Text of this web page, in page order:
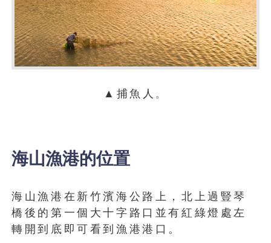
▲捕魚人 。
海山漁港的位置
海山漁港在新竹濱海公路上，北上過豎琴
橋後的第一個大十字路口並有紅綠燈處左
轉開到底即可看到漁港港口。